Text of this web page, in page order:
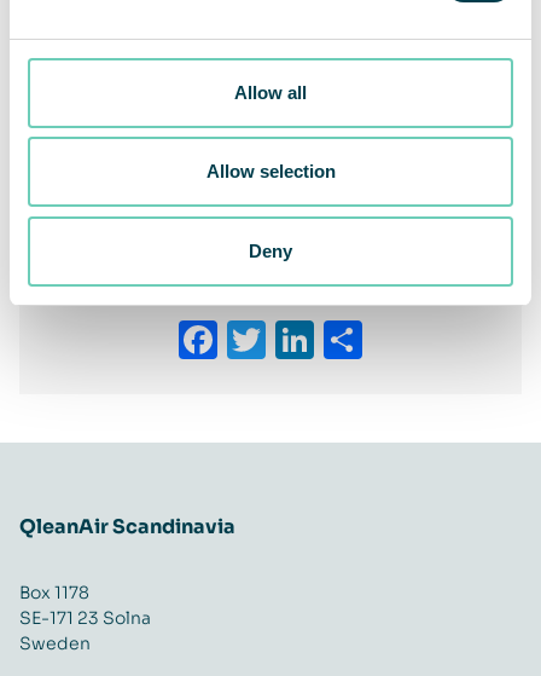
Allow all
Allow selection
Deny
Inbjudan till presentation av QleanAirs resultat för fjärde
Share This Story, Choose Your Platform!
Facebook
Twitter
LinkedIn
QleanAir Scandinavia
Box 1178
SE-171 23 Solna
Sweden